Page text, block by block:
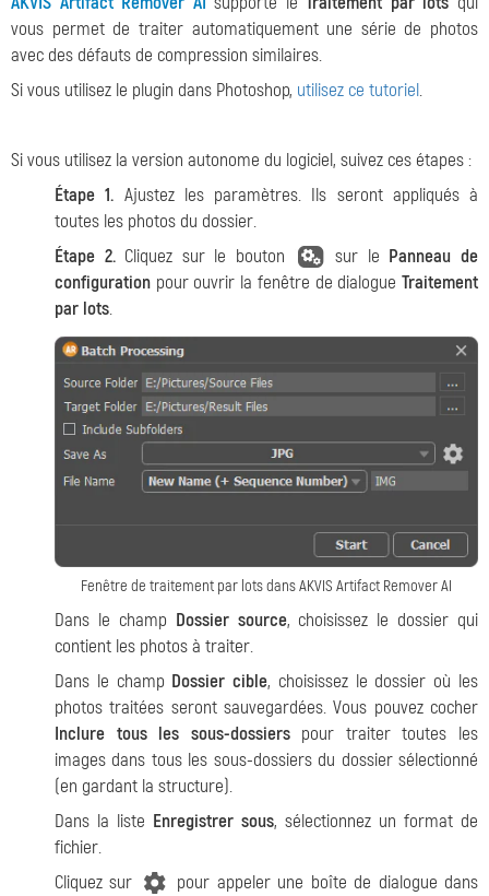
vous permet de traiter automatiquement une série de photos
avec des défauts de compression similaires.
Si vous utilisez le plugin dans Photoshop, utilisez ce tutoriel.
Si vous utilisez la version autonome du logiciel, suivez ces étapes :
Étape 1. Ajustez les paramètres. Ils seront appliqués à
toutes les photos du dossier.
Étape 2.Cliquez sur le bouton sur le Panneau de
configuration pour ouvrir la fenêtre de dialogue Traitement
par lots.
Fenêtre de traitement par lots dans AKVIS Artifact Remover AI
Dans le champ Dossier source, choisissez le dossier qui
contient les photos à traiter.
Dans le champ Dossier cible, choisissez le dossier où les
photos traitées seront sauvegardées. Vous pouvez cocher
Inclure tous les sous-dossierspour traiter toutes les
images dans tous les sous-dossiers du dossier sélectionné
(en gardant la structure).
Dans la liste Enregistrer sous, sélectionnez un format de
fichier.
Cliquez sur
pour appeler une boîte de dialogue dans